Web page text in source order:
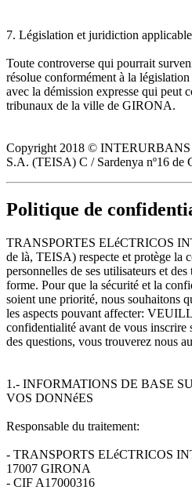
7. Législation et juridiction applicable
Toute controverse qui pourrait
résolue conformément à la législation
avec la démission expresse qui peut
tribunaux de la ville de GIRONA.
Copyright 2018 ©
S.A. (TEISA) C / Sardenya nº16 de
Politique de
TRANSPORTES ELéCTRICOS
de là, TEISA) respecte et protège la
personnelles de ses utilisateurs et
forme. Pour que la sécurité et la
soient une priorité, nous souhaitons
les aspects pouvant affecter:
confidentialité avant de vous inscrire
des questions, vous trouverez nous
1.- INFORMATIONS DE BASE
VOS DONNéES
Responsable du traitement:
- TRANSPORTS ELéCTRICOS
17007 GIRONA
- CIF A17000316